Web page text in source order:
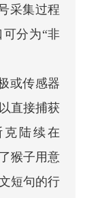
采集过程
分为“非
或传感器
直接捕获
陆续在
猴子用意
短句的行